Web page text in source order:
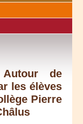
Autour de
les élèves
Pierre